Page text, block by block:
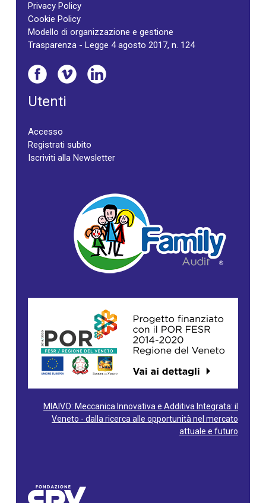
Privacy Policy
Cookie Policy
Modello di organizzazione e gestione
Trasparenza - Legge 4 agosto 2017, n. 124
Utenti
Accesso
Registrati subito
Iscriviti alla Newsletter
MIAIVO: Meccanica Innovativa e Additiva Integrata: il
Veneto - dalla ricerca alle opportunità nel mercato
attuale e futuro